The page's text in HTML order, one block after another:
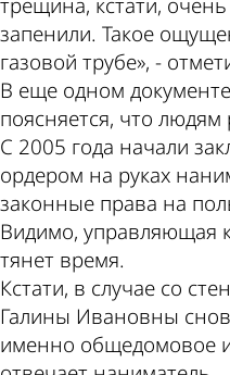
запенили. Такое
газовой трубе», -
В еще одном
поясняется, что
С 2005 года начали
ордером на руках
законные права на
Видимо, управляющая
тянет время.
Кстати, в случае со
Галины Ивановны
именно общедомовое